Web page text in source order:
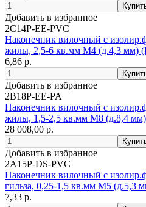
Добавить в избранное
2C14P-EE-PVC
Наконечник вилочный с
жилы, 2,5-6 кв.мм М4 (д.4,3 мм)
6,86 р.
Добавить в избранное
2B18P-EE-PA
Наконечник вилочный с
жилы, 1,5-2,5 кв.мм М8 (д.8,4
28 008,00 р.
Добавить в избранное
2A15P-DS-PVC
Наконечник вилочный с
гильза, 0,25-1,5 кв.мм М5 (д.5,3
7,33 р.